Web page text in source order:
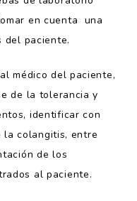
en cuenta una
del paciente.
médico del paciente,
de la tolerancia y
identificar con
la colangitis, entre
de los
al paciente.